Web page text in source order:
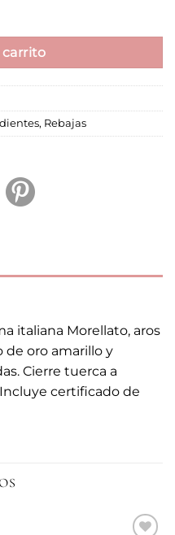
, Rebajas
italiana Morellato, aros
de oro amarillo y
Cierre tuerca a
certificado de